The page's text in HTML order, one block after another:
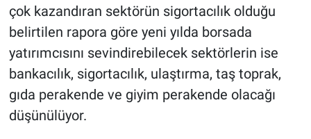
çok kazandıran sektörün sigortacılık olduğu
belirtilen rapora göre yeni yılda borsada
yatırımcısını sevindirebilecek sektörlerin ise
bankacılık, sigortacılık, ulaştırma, taş toprak,
gıda perakende ve giyim perakende olacağı
düşünülüyor.